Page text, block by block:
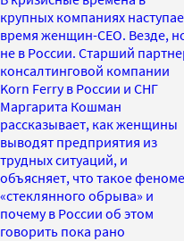
крупных компаниях
время женщин-СЕО. Везде,
не в России. Старший
консалтинговой компании
Korn Ferry в России и СНГ
Маргарита Кошман
рассказывает, как женщины
выводят предприятия из
трудных ситуаций, и
объясняет, что такое
«стеклянного обрыва» и
почему в России об этом
говорить пока рано